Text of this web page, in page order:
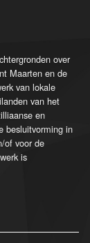
over
Maarten en de
van lokale
van het
en
besluitvorming in
of voor de
is